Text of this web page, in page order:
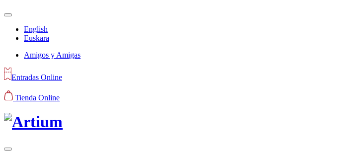
English
Euskara
Amigos y Amigas
Entradas Online
Tienda Online